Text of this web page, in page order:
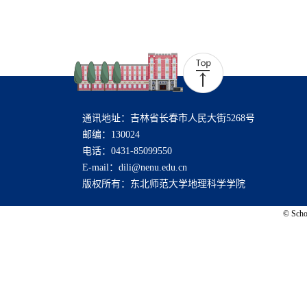
通讯地址：吉林省长春市人民大街5268号
邮编：130024
电话：0431-85099550
E-mail：dili@nenu.edu.cn
版权所有：东北师范大学地理科学学院
©